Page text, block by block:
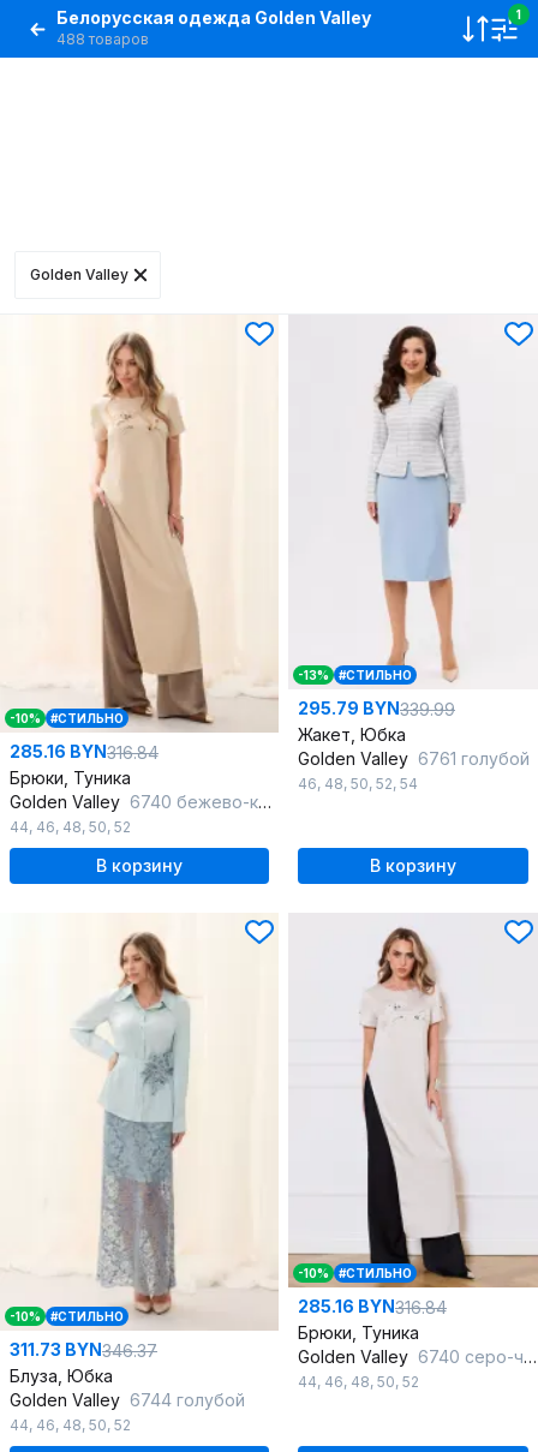
Белорусская одежда Golden Valley
488 товаров
1
Golden Valley
-10% #СТИЛЬНО
285.16 BYN316.84
Брюки, Туника
Golden Valley 6740 бежево-коричневый
44, 46, 48, 50, 52
В корзину
-13% #СТИЛЬНО
295.79 BYN339.99
Жакет, Юбка
Golden Valley 6761 голубой
46, 48, 50, 52, 54
В корзину
-10% #СТИЛЬНО
311.73 BYN346.37
Блуза, Юбка
Golden Valley 6744 голубой
44, 46, 48, 50, 52
-10% #СТИЛЬНО
285.16 BYN316.84
Брюки, Туника
Golden Valley 6740 серо-черный
44, 46, 48, 50, 52